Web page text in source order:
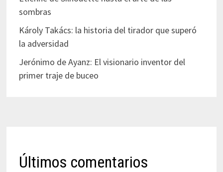
sombras
Károly Takács: la historia del tirador que superó
la adversidad
Jerónimo de Ayanz: El visionario inventor del
primer traje de buceo
Últimos comentarios